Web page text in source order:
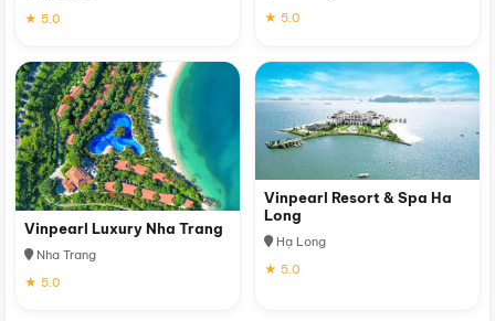
★ 5.0
★ 5.0
Vinpearl Luxury Nha Trang
Nha Trang
★ 5.0
Vinpearl Resort & Spa Ha
Long
Hạ Long
★ 5.0